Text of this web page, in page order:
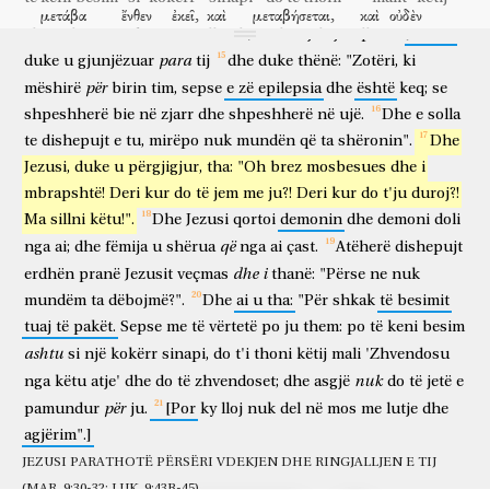
μετάβα ἔνθεν ἐκεῖ, καὶ μεταβήσεται, καὶ οὐδὲν
ἀδυνατήσει
do të jetë e pamundur
ὑμῖν.
juve
[Τοῦτο δὲ τὸ γένος οὐκ
nuk
ἐκπορεύεται
del
εἰ
në
μὴ
mos
ἐν
me
προσευχῇ
lutje
καὶ
dhe
νηστείᾳ.]
agjërim
ndërsa mblidhen dhe ata
ἐν
në
Γαλιλαίᾳ,
Galilenë tha
αὐτοῖς
atyre
ὁ Ἰησοῦς,
Jezusi
μέλλει
është gati
ὁ Υἱὸς
Biri
τοῦ Ἀνθρώπου
i Njeriut
παραδίδοσθαι
për t'u dorëzuar në
χεῖρας
duar
ἀνθρώπων,
të njerëzve
καὶ
dhe
ἀποκτενοῦσιν
do të vrasin
αὐτόν;
atë
καὶ
dhe
τῇ τρίτῃ
të tretën
ἡμέρᾳ
ditë
ἐγερθήσεται.
do të ngjallet
καὶ ἐλυπήθησαν
u trishtuan
σφόδρα.
jashtëzakonisht
ἐλθόντων
kur erdhën
δὲ
dhe
αὐτῶν
ata
εἰς
në
Καφαρναοὺμ,
Kafarnaum
προσῆλθον
erdhën pranë ata
δίδραχμα
dydrahmat
λαμβάνοντες
që marrin
Πέτρῳ
Pjetrit
καὶ
dhe thanë
διδάσκαλος
mësuesi
ὑμῶν οὐ
nuk
τελεῖ
paguan
τὰ δίδραχμα?
dydrahmat
λέγει,
thotë
ναί. καὶ
dhe
εἰσελθόντα
kur hyri
εἰς
në
τὴν οἰκίαν,
shtëpinë
προέφθασεν
parapriu
αὐτὸν
atë
ὁ Ἰησοῦς
Jezusi
λέγων,
duke thënë
τί
çfarë
σοι
ty
δοκεῖ,
duket
Σίμων?
o Simon
βασιλεῖς
τέλη
tagra
ἢ
apo
κῆνσον?
taksë për frymë
ἀπὸ τῶν υἱῶν αὐτῶν ἢ ἀπὸ τῶν
duke u gjunjëzuar para tij dhe duke thënë: "Zotëri, ki
mëshirë për birin tim, sepse e zë epilepsia dhe është keq; se
shpeshherë bie në zjarr dhe shpeshherë në ujë. Dhe e solla
te dishepujt e tu, mirëpo nuk mundën që ta shëronin".
Dhe
Jezusi, duke u përgjigjur, tha: "Oh brez mosbesues dhe i
mbrapshtë! Deri kur do të jem me ju?! Deri kur do t'ju duroj?!
Ma sillni këtu!". Dhe Jezusi qortoi demonin dhe demoni doli
nga ai; dhe fëmija u shërua që nga ai çast. Atëherë dishepujt
erdhën pranë Jezusit veçmas dhe i thanë: "Përse ne nuk
mundëm ta dëbojmë?". Dhe ai u tha: "Për shkak të besimit
tuaj të pakët. Sepse me të vërtetë po ju them: po të keni besim
ashtu si një kokërr sinapi, do t'i thoni këtij mali 'Zhvendosu
nga këtu atje' dhe do të zhvendoset; dhe asgjë nuk do të jetë e
pamundur për ju. [Por ky lloj nuk del në mos me lutje dhe
agjërim".]
JEZUSI PARATHOTË PËRSËRI VDEKJEN DHE RINGJALLJEN E TIJ